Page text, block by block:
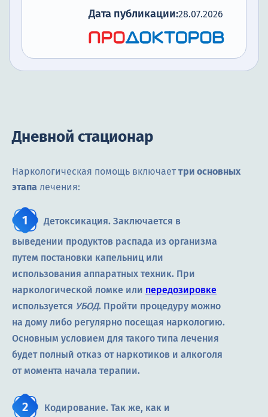
Дата публикации:28.07.2026
Дневной стационар
Наркологическая помощь включает три основных
этапа лечения:
Детоксикация. Заключается в
выведении продуктов распада из организма
путем постановки капельниц или
использования аппаратных техник. При
наркологической ломке или передозировке
используется УБОД. Пройти процедуру можно
на дому либо регулярно посещая наркологию.
Основным условием для такого типа лечения
будет полный отказ от наркотиков и алкоголя
от момента начала терапии.
Кодирование. Так же, как и